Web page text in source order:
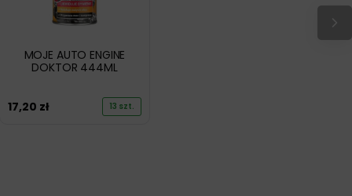
MOJE AUTO ENGINE
DOKTOR 444ML
17,20 zł 13 szt.